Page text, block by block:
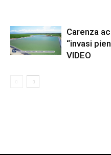
Carenza
“invasi
VIDEO